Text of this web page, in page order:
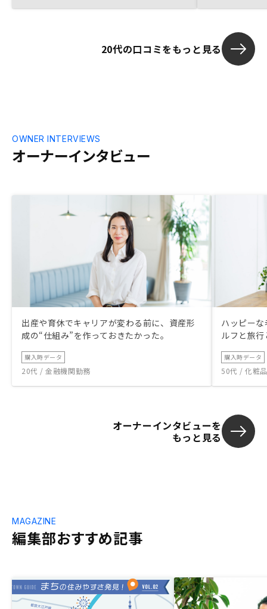
20代の口コミをもっと見る
オーナーインタビュー
OWNER INTERVIEWS
出産や育休でキャリアが変わる前に、資産形
成の“仕組み”を作っておきたかった。
購入時データ
20代 / 金融機関勤務
ハッピー
ルフと旅
購入時データ
50代 / 化粧
オーナーインタビューを
もっと見る
編集部おすすめ記事
MAGAZINE